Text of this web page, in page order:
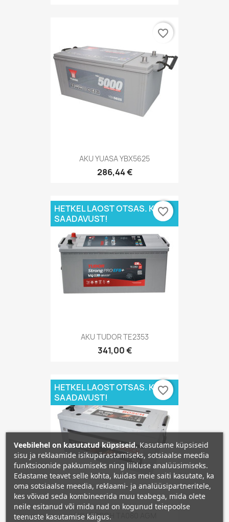
AKU YUASA YBX5625
286,44 €
favorite_border
AKU TUDOR TE2353
341,00 €
HETKEL LAOST OTSAS. KÜSI
SAADAVUST!
favorite_border
AKU BOSCH TA080 AGM
HETKEL LAOST OTSAS. KÜSI
SAADAVUST!
favorite_border
Veebilehel on kasutatud küpsiseid. Kasutame küpsiseid
sisu ja reklaamide isikupärastamiseks, sotsiaalse meedia
funktsioonide pakkumiseks ning liikluse analüüsimiseks.
Edastame teavet selle kohta, kuidas meie saiti kasutate, ka
oma sotsiaalse meedia, reklaami- ja analüüsipartneritele,
kes võivad seda kombineerida muu teabega, mida olete
neile esitanud või mida nad on kogunud teiepoolse
teenuste kasutamise käigus.